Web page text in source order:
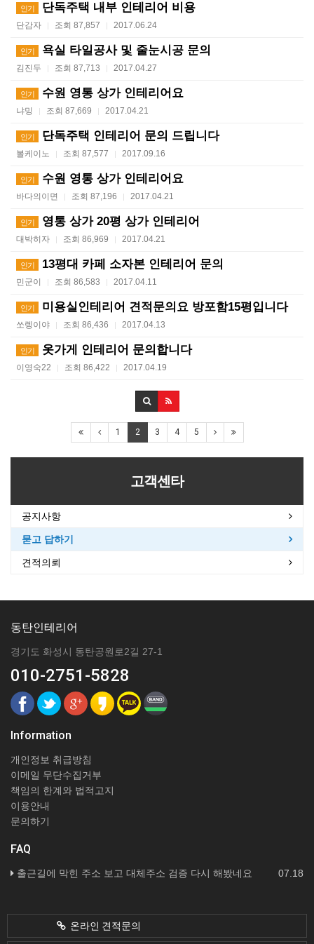
인기 단독주택 내부 인테리어 비용
단감자 | 조회 87,857 | 2017.06.24
인기 욕실 타일공사 및 줄눈시공 문의
김진두 | 조회 87,713 | 2017.04.27
인기 수원 영통 상가 인테리어요
냐밍 | 조회 87,669 | 2017.04.21
인기 단독주택 인테리어 문의 드립니다
볼케이노 | 조회 87,577 | 2017.09.16
인기 수원 영통 상가 인테리어요
바다의이면 | 조회 87,196 | 2017.04.21
인기 영통 상가 20평 상가 인테리어
대박히자 | 조회 86,969 | 2017.04.21
인기 13평대 카페 소자본 인테리어 문의
민군이 | 조회 86,583 | 2017.04.11
인기 미용실인테리어 견적문의요 방포함15평입니다
쏘렝이야 | 조회 86,436 | 2017.04.13
인기 옷가게 인테리어 문의합니다
이영숙22 | 조회 86,422 | 2017.04.19
1 2 3 4 5
고객센타
공지사항
묻고 답하기
견적의뢰
동탄인테리어
경기도 화성시 동탄공원로2길 27-1
010-2751-5828
Information
개인정보 취급방침
이메일 무단수집거부
책임의 한계와 법적고지
이용안내
문의하기
FAQ
07.18
출근길에 막힌 주소 보고 대체주소 검증 다시 해봤네요
온라인 견적문의